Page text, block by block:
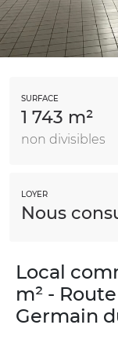
SURFACE
1 743 m²
non divisibles
LOYER
Nous
Local
m² -
Germain